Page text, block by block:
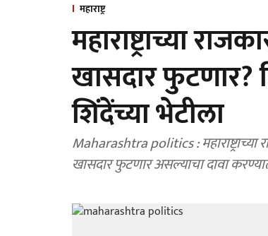
महाराष्ट्र
महाराष्ट्राच्या
खासदार फुटणार?
शिंदेंच्या भेटीला
Maharashtra politics :
खासदार फुटणार असल्याचा दावा